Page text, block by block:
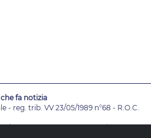
fa notizia
reg. trib. VV 23/05/1989 n°68 - R.O.C.
Russo- VicedirettoriEnrico De